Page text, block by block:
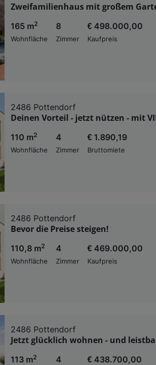
Zweifamilienhaus mit großem
165 m2
Wohnfläche
8
Zimmer
€ 498.000,00
Kaufpreis
2486 Pottendorf
Deinen Vorteil - jetzt nützen - mit
110 m2
Wohnfläche
4
Zimmer
€ 1.890,19
Bruttomiete
2486 Pottendorf
Bevor die Preise steigen!
110,8 m2
Wohnfläche
4
Zimmer
€ 469.000,00
Kaufpreis
2486 Pottendorf
Jetzt glücklich wohnen - und
113 m2
4 € 438.700,00